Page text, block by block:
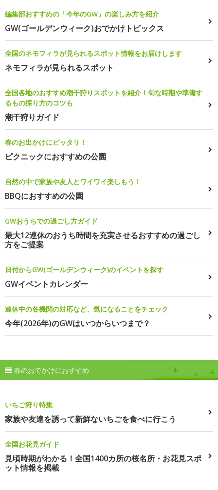
編集部おすすめの「今年のGW」の楽しみ方を紹介
GW(ゴールデンウィーク)おでかけトピックス
全国のネモフィラが見られるスポット情報をお届けします
ネモフィラが見られるスポット
全国各地のおすすめ潮干狩りスポットを紹介！旬な時期や準備す
るもの採り方のコツも
潮干狩りガイド
春のお出かけにピッタリ！
ピクニックにおすすめの公園
自然の中で家族や友人とワイワイ楽しもう！
BBQにおすすめの公園
GWおうちでの過ごし方ガイド
最大12連休のおうち時間を充実させるおすすめの過ごし
方をご提案
日付からGW(ゴールデンウィーク)のイベントを探す
GWイベントカレンダー
連休中の各機関の対応など、気になることをチェック
今年(2026年)のGWはいつからいつまで？
春のおでかけにおすすめ
いちご狩り特集
家族や友達を誘って新鮮ないちごを食べに行こう
全国お花見ガイド
見頃時期がわかる！全国1400カ所の桜名所・お花見スポ
ット情報を掲載